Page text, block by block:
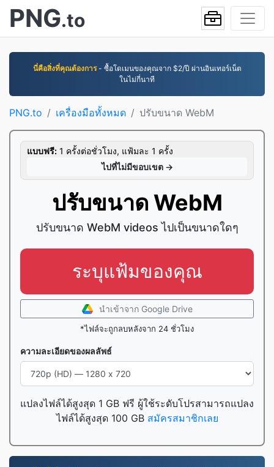
PNG.to
นี่คือสิ่งที่คุณต้องการ- ซื้อโดเมนของคุณจาก $2/ปี ผ่านอินเทอร์เน็ต
ในไม่กี่นาที
PNG.to เครื่องมือทั้งหมด ปรับขนาด WebM
แบบฟรี: 1 ครั้งต่อชั่วโมง, แฟ้มละ 1 ครั้ง
ไปที่ไม่มีขอบเขต →
ปรับขนาด WebM
ปรับขนาด WebM videos ไปเป็นขนาดใดๆ
ระบุแฟ้มของคุณ
นำเข้าจาก Google Drive
*ไฟล์จะถูกลบหลังจาก 24 ชั่วโมง
ความละเอียดของผลลัพธ์
แปลงไฟล์ได้สูงสุด 1 GB ฟรี ผู้ใช้ระดับโปรสามารถแปลง
ไฟล์ได้สูงสุด 100 GB สมัครสมาชิกเลย